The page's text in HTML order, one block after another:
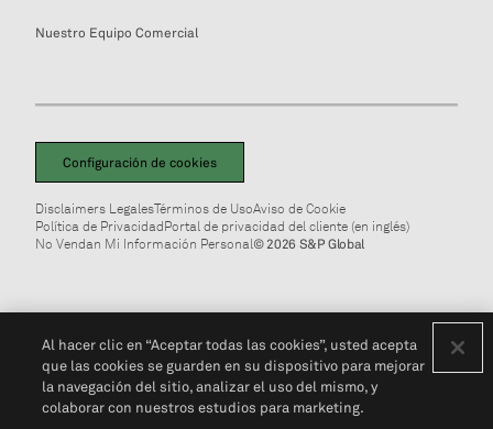
Nuestro Equipo Comercial
Configuración de cookies
Disclaimers LegalesTérminos de UsoAviso de Cookie
Política de PrivacidadPortal de privacidad del cliente (en inglés)
No Vendan Mi Información Personal© 2026 S&P Global
Al hacer clic en “Aceptar todas las cookies”, usted acepta
que las cookies se guarden en su dispositivo para mejorar
la navegación del sitio, analizar el uso del mismo, y
colaborar con nuestros estudios para marketing.